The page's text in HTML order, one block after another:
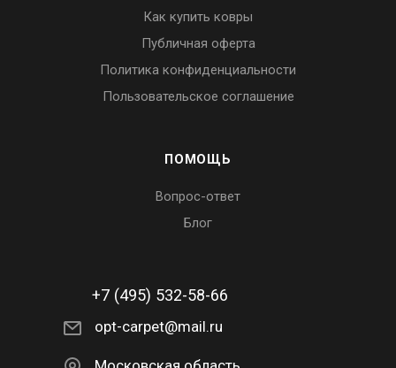
Как купить ковры
Публичная оферта
Политика конфиденциальности
Пользовательское соглашение
ПОМОЩЬ
Вопрос-ответ
Блог
+7 (495) 532-58-66
opt-carpet@mail.ru